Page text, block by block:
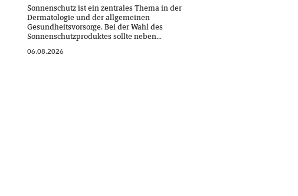
Sonnenschutz ist ein zentrales Thema in der
Dermatologie und der allgemeinen
Gesundheitsvorsorge. Bei der Wahl des
Sonnenschutzproduktes sollte neben...
06.08.2026